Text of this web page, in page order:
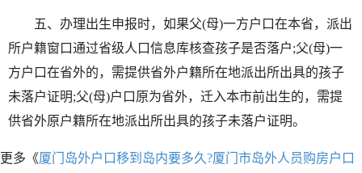
五、办理出生申报时，如果父(母)一方户口在本省，派出
所户籍窗口通过省级人口信息库核查孩子是否落户;父(母)一
方户口在省外的，需提供省外户籍所在地派出所出具的孩子
未落户证明;父(母)户口原为省外，迁入本市前出生的，需提
供省外原户籍所在地派出所出具的孩子未落户证明。
更多《厦门岛外户口移到岛内要多久?厦门市岛外人员购房户口